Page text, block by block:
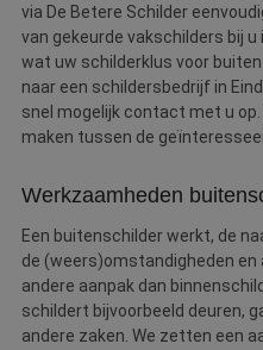
via De Betere Schilder
van gekeurde vakschilders bij
wat uw schilderklus voor
naar een schildersbedrijf in
snel mogelijk contact met u
maken tussen de
Werkzaamheden
Een buitenschilder werkt, de
de (weers)omstandigheden en
andere aanpak dan
schildert bijvoorbeeld deuren,
andere zaken. We zetten een